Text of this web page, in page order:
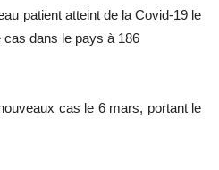
patient atteint de la Covid-19 le
dans le pays à 186
cas le 6 mars, portant le